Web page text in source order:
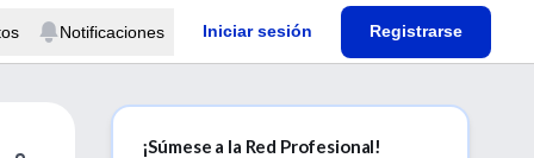
Notificaciones Iniciar sesión Registrarse
¡Súmese a la Red Profesional!